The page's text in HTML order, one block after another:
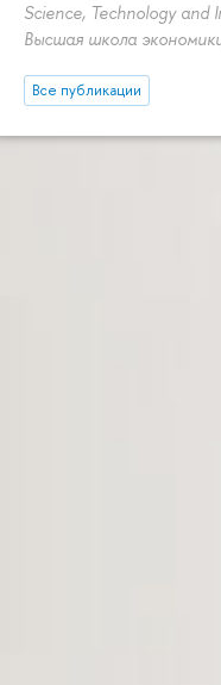
Science, Technology and
Высшая школа
Все публикации